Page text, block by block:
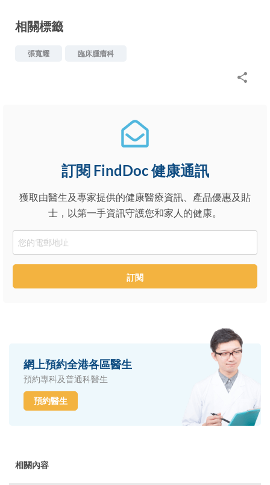
相關標籤
張寬耀 臨床腫瘤科
訂閱 FindDoc 健康通訊
獲取由醫生及專家提供的健康醫療資訊、產品優惠及貼
士，以第一手資訊守護您和家人的健康。
Email
訂閱
網上預約全港各區醫生
預約專科及普通科醫生
預約醫生
相關內容